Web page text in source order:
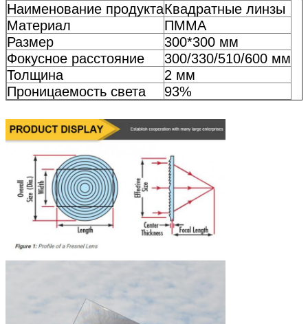
Наименование продуктаКвадратные линзы
Материал
ПММА
Размер
300*300 мм
Фокусное расстояние
300/330/510/600 мм
Толщина
2 мм
Проницаемость света
93%